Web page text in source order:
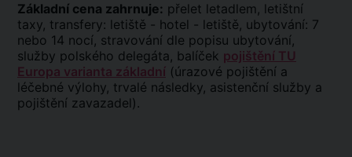
Základní cena zahrnuje: přelet letadlem, letištní
taxy, transfery: letiště - hotel - letiště, ubytování: 7
nebo 14 nocí, stravování dle popisu ubytování,
služby polského delegáta, balíček pojištění TU
Europa varianta základní (úrazové pojištění a
léčebné výlohy, trvalé následky, asistenční služby a
pojištění zavazadel).